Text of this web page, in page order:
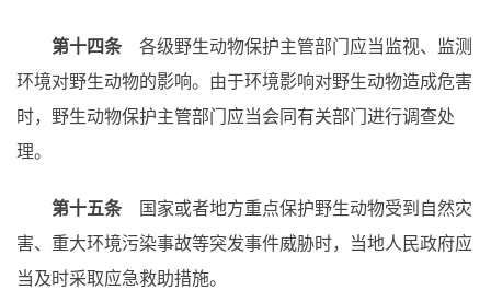
第十四条 各级野生动物保护主管部门应当监视、监测
环境对野生动物的影响。由于环境影响对野生动物造成危害
时，野生动物保护主管部门应当会同有关部门进行调查处
理。
第十五条 国家或者地方重点保护野生动物受到自然灾
害、重大环境污染事故等突发事件威胁时，当地人民政府应
当及时采取应急救助措施。